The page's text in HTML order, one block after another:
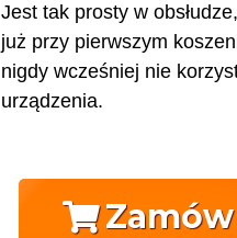
Jest tak prosty w
już przy pierwszym
nigdy wcześniej nie
urządzenia.